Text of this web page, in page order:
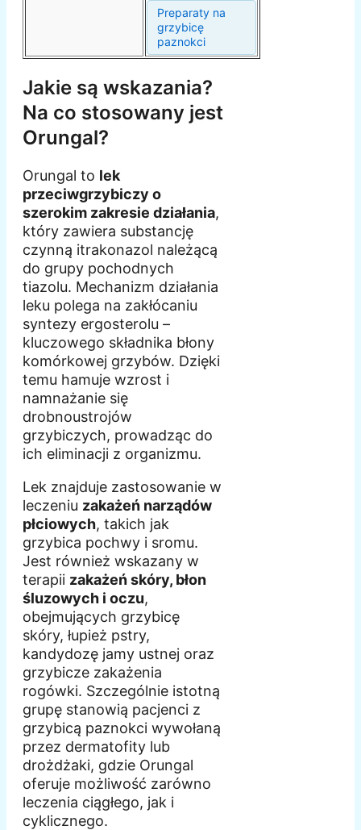
Preparaty na
grzybicę
paznokci
Jakie są wskazania?
Na co stosowany jest
Orungal?
Orungal to lek
przeciwgrzybiczy o
szerokim zakresie działania,
który zawiera substancję
czynną itrakonazol należącą
do grupy pochodnych
tiazolu. Mechanizm działania
leku polega na zakłócaniu
syntezy ergosterolu –
kluczowego składnika błony
komórkowej grzybów. Dzięki
temu hamuje wzrost i
namnażanie się
drobnoustrojów
grzybiczych, prowadząc do
ich eliminacji z organizmu.
Lek znajduje zastosowanie w
leczeniu zakażeń narządów
płciowych, takich jak
grzybica pochwy i sromu.
Jest również wskazany w
terapii zakażeń skóry, błon
śluzowych i oczu,
obejmujących grzybicę
skóry, łupież pstry,
kandydozę jamy ustnej oraz
grzybicze zakażenia
rogówki. Szczególnie istotną
grupę stanowią pacjenci z
grzybicą paznokci wywołaną
przez dermatofity lub
drożdżaki, gdzie Orungal
oferuje możliwość zarówno
leczenia ciągłego, jak i
cyklicznego.